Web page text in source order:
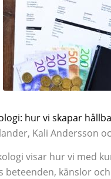
hur vi skapar
, Kali Andersson
visar hur vi med
beteenden, känslor